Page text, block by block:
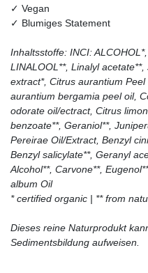
✓ Vegan
✓ Blumiges Statement
Inhaltsstoffe: INCI:
LINALOOL**, Linalyl
extract*, Citrus aurantium
aurantium bergamia peel oil,
odorate oil/ectract, Citrus
benzoate**, Geraniol**,
Pereirae Oil/Extract, Benzyl
Benzyl salicylate**, Geranyl
Alcohol**, Carvone**,
album Oil
* certified organic | ** from
Dieses reine Naturprodukt
Sedimentsbildung aufweisen.